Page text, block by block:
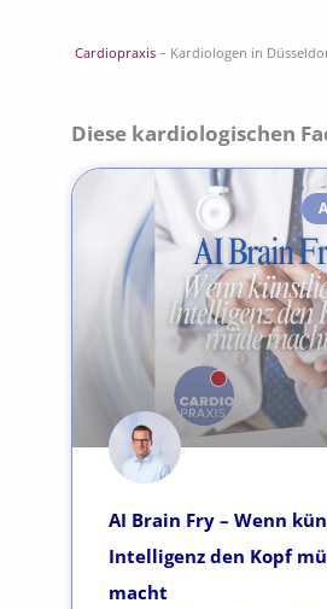
Cardiopraxis – Kardiologen in
Diese kardiologischen
AI Brain Fry – Wenn
Intelligenz den Kopf
macht